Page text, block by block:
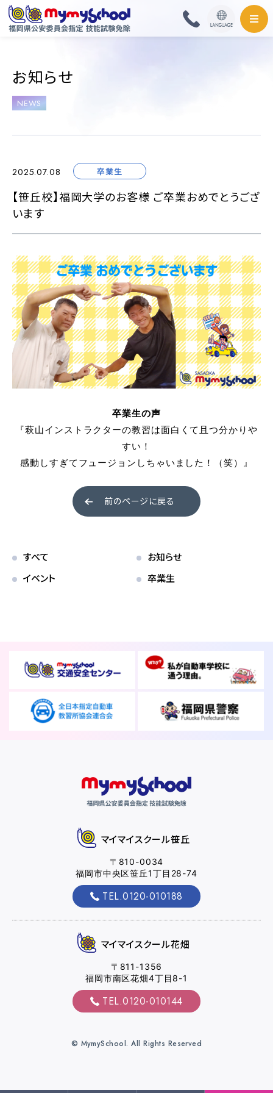
料金・取扱免許
普通自動車
準中型自動車
中型自動車
普通自動車 第二種
受験資格特例教習
ペーパードライバー講習
ペーパーライダー講習
お支払方法について
料金シミュレーション
各校紹介
マイマイスクール笹丘
マイマイスクール花畑
福岡大学前営業所（入校申込受付）
福岡大学前営業所ブログ
お知らせ
NEWS
すべて
お知らせ
イベント
卒業生
2025.07.08 卒業生
【笹丘校】福岡大学のお客様 ご卒業おめでとうござ
います
卒業生の声
『萩山インストラクターの教習は面白くて且つ分かりや
すい！
感動しすぎてフュージョンしちゃいました！（笑）』
前のページに戻る
マイマイスクール笹丘
〒810-0034
福岡市中央区笹丘1丁目28-74
TEL.0120-010188
マイマイスクール花畑
〒811-1356
福岡市南区花畑4丁目8-1
TEL.0120-010144
© MymySchool. All Rights Reserved